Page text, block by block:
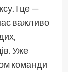
І це —
важливо
Уже
команди